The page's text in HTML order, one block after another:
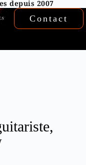
depuis 2007
Contact